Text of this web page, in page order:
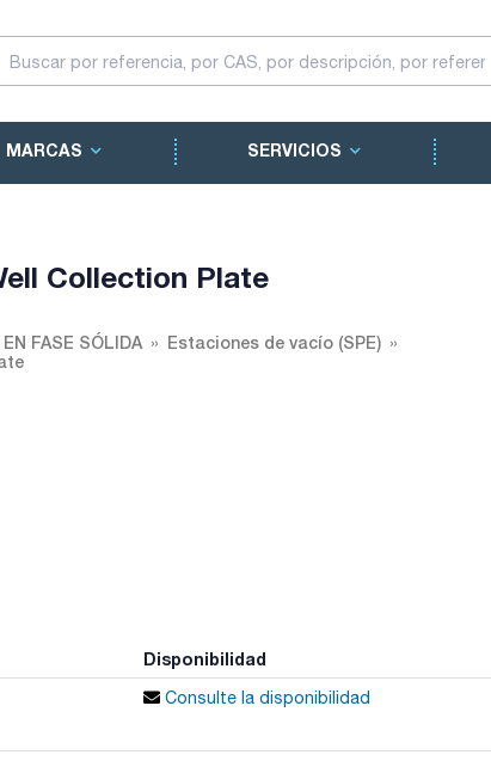
MARCAS SERVICIOS
Collection Plate
FASE SÓLIDA
Estaciones de vacío (SPE)
Disponibilidad
Consulte la disponibilidad